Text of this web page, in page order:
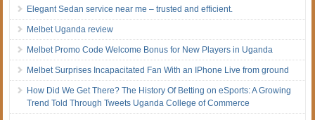
Elegant Sedan service near me – trusted and efficient.
Melbet Uganda review
Melbet Promo Code Welcome Bonus for New Players in Uganda
Melbet Surprises Incapacitated Fan With an IPhone Live from ground
How Did We Get There? The History Of Betting on eSports: A Growing
Trend Told Through Tweets Uganda College of Commerce